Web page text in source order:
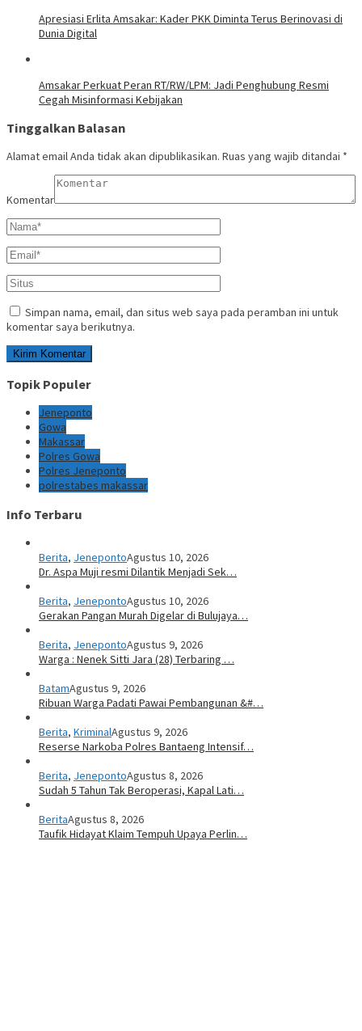
Apresiasi Erlita Amsakar: Kader PKK Diminta Terus Berinovasi di
Dunia Digital
Amsakar Perkuat Peran RT/RW/LPM: Jadi Penghubung Resmi
Cegah Misinformasi Kebijakan
Tinggalkan Balasan
Alamat email Anda tidak akan dipublikasikan. Ruas yang wajib ditandai *
Komentar
Simpan nama, email, dan situs web saya pada peramban ini untuk
komentar saya berikutnya.
Topik Populer
Jeneponto
Gowa
Makassar
Polres Gowa
Polres Jeneponto
polrestabes makassar
Info Terbaru
Berita, JenepontoAgustus 10, 2026
Dr. Aspa Muji resmi Dilantik Menjadi Sek…
Berita, JenepontoAgustus 10, 2026
Gerakan Pangan Murah Digelar di Bulujaya…
Berita, JenepontoAgustus 9, 2026
Warga : Nenek Sitti Jara (28) Terbaring …
BatamAgustus 9, 2026
Ribuan Warga Padati Pawai Pembangunan &#…
Berita, KriminalAgustus 9, 2026
Reserse Narkoba Polres Bantaeng Intensif…
Berita, JenepontoAgustus 8, 2026
Sudah 5 Tahun Tak Beroperasi, Kapal Lati…
BeritaAgustus 8, 2026
Taufik Hidayat Klaim Tempuh Upaya Perlin…